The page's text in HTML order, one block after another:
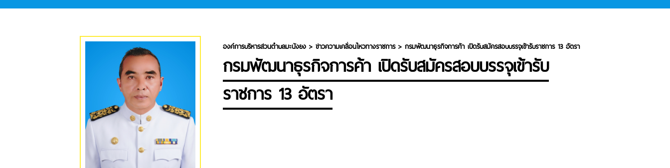
องค์การบริหารส่วนตำบลมะนังยง> ข่าวความเคลื่อนไหวทางราชการ> กรมพัฒนาธุรกิจการค้า เปิดรับสมัครสอบบรรจุเข้ารับราชการ 13 อัตรา
กรมพัฒนาธุรกิจการค้า เปิดรับสมัครสอบบรรจุเข้ารับ
ราชการ 13 อัตรา